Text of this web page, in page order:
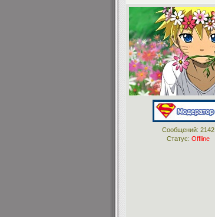
Сообщений: 2142
Статус: Offline